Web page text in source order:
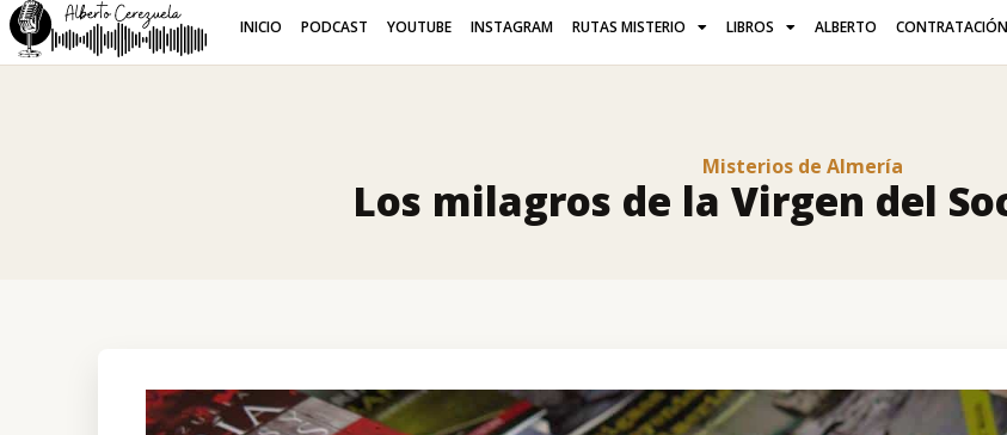
INICIO PODCAST YOUTUBE INSTAGRAM RUTAS MISTERIO LIBROS ALBERTO CONTRATACIÓN
Misterios de Almería
Los milagros de la Virgen del